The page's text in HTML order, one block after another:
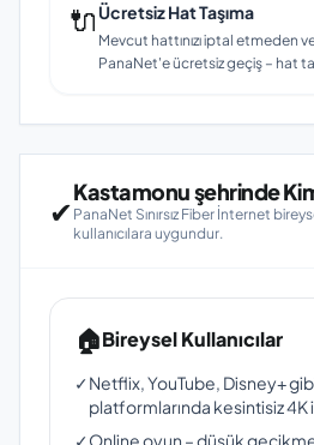
🔌Ücretsiz Hat Taşıma
Mevcut hattınızı iptal etmeden
PanaNet'e ücretsiz geçiş – hat
✔
Kastamonu şehrinde
PanaNet Sınırsız Fiber İnternet
kullanıcılara uygundur.
🏠Bireysel Kullanıcılar
✓Netflix, YouTube, Disney+
platformlarında kesintisiz 4K
✓Online oyun – düşük